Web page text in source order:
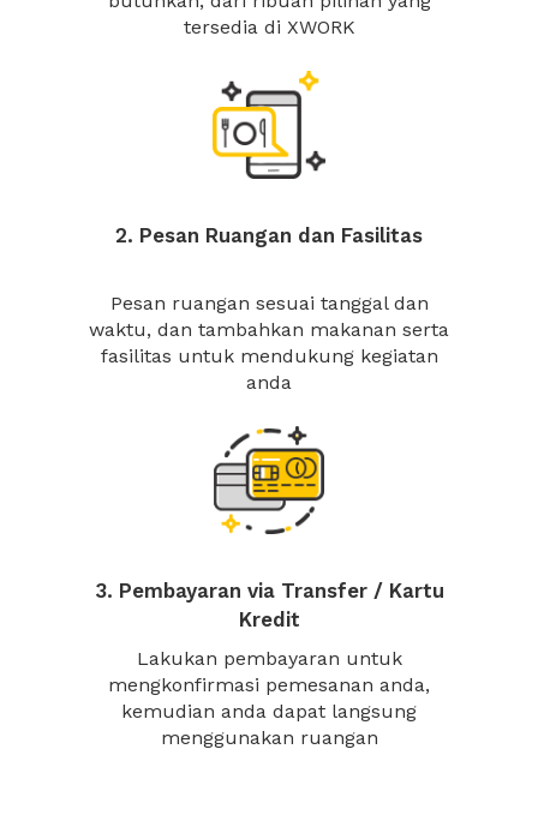
tersedia di XWORK
2. Pesan Ruangan dan Fasilitas
Pesan ruangan sesuai tanggal dan
waktu, dan tambahkan makanan serta
fasilitas untuk mendukung kegiatan
anda
3. Pembayaran via Transfer / Kartu
Kredit
Lakukan pembayaran untuk
mengkonfirmasi pemesanan anda,
kemudian anda dapat langsung
menggunakan ruangan